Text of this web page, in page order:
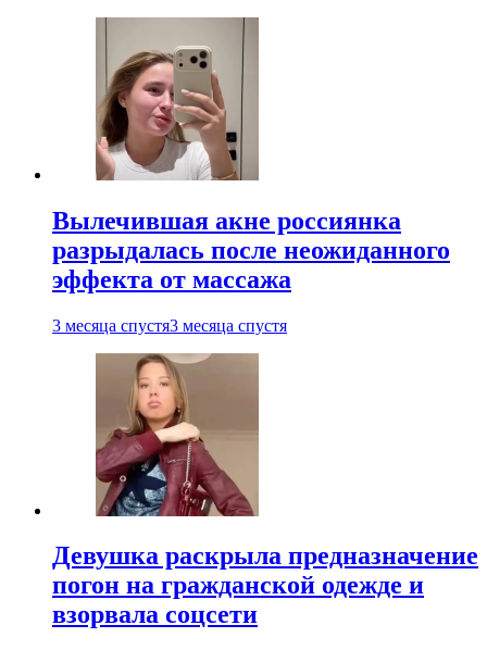
Вылечившая акне россиянка
разрыдалась после неожиданного
эффекта от массажа
3 месяца спустя3 месяца спустя
Девушка раскрыла предназначение
погон на гражданской одежде и
взорвала соцсети